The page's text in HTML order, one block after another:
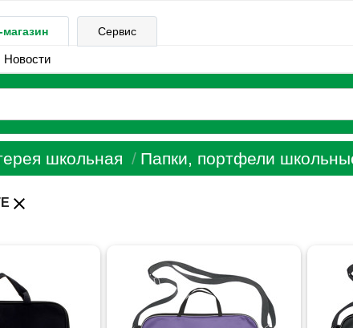
магазин Сервис
Новости
школьная Папки, портфели
close